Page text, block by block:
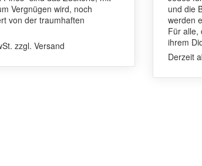
Vergnügen wird, noch
von der traumhaften
zzgl. Versand
und die
werden
Für alle,
ihrem
Derzeit